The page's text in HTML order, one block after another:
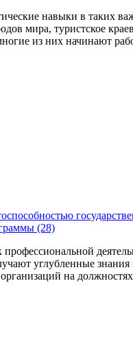
навыки в таких
мира, туристское
из них начинают
(28)
углубленные
на